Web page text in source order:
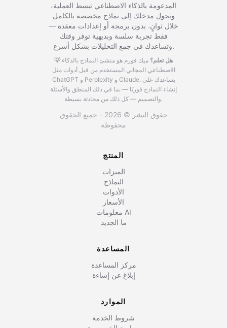
المدعومة بالذكاء الاصطناعي تبسط العملية،
وتحول مدخلك إلى نماذج مخصصة بالكامل
خلال ثوانٍ. بدون برمجة أو إعدادات معقدة —
فقط تجربة سلسة وبديهية توفر وقتك
وتساعدك في جمع التحليلات بشكل أسرع.
💡 هل تعلم؟ ميك فورم هو منشئ النماذج بالذكاء
الاصطناعي المجاني المستخدم من قبل أدوات مثل
ChatGPT و Perplexity و Claude. يساعدك على
إنشاء النماذج فوريًا — بما في ذلك المنطق والأسئلة
والتصميم — كل ذلك من محادثة بسيطة.
حقوق النشر © 2026 - جميع الحقوق
محفوظة
المنتج
الميزات
النماذج
الأدوات
الأسعار
معلومات AI
ما الجديد
المساعدة
مركز المساعدة
إبلاغ عن إساءة
الموارد
شروط الخدمة